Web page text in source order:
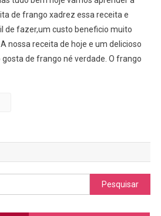
de frango xadrez essa receita e
de fazer,um custo beneficio muito
nossa receita de hoje e um delicioso
de frango né verdade. O frango
Pesquisar
por: